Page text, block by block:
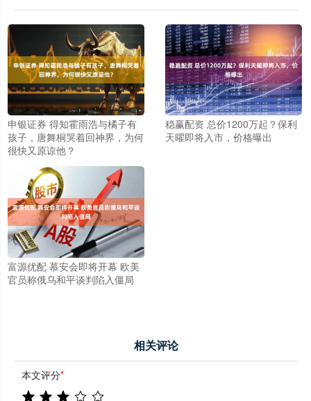
申银证券 得知霍雨浩与橘子有
孩子，唐舞桐哭着回神界，为何
很快又原谅他？
稳赢配资 总价1200万起？保利
天曜即将入市，价格曝出
富源优配 慕安会即将开幕 欧美
官员称俄乌和平谈判陷入僵局
相关评论
本文评分*